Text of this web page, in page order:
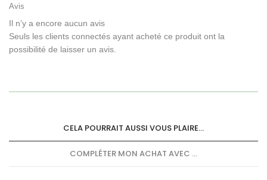
Avis
Il n’y a encore aucun avis
Seuls les clients connectés ayant acheté ce produit ont la
possibilité de laisser un avis.
CELA POURRAIT AUSSI VOUS PLAIRE...
COMPLÉTER MON ACHAT AVEC ...